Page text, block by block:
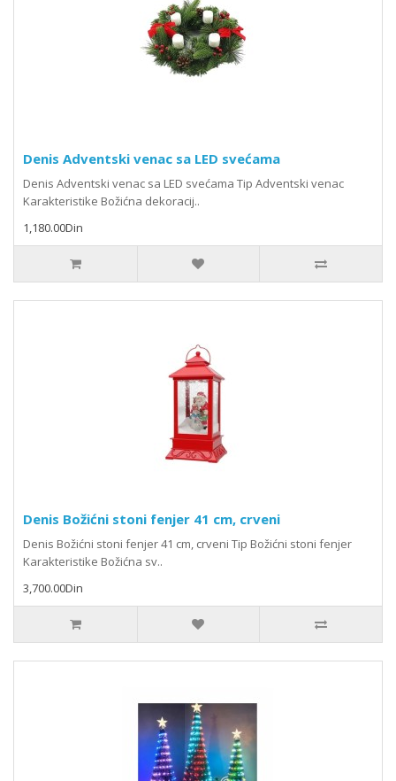
Denis Adventski venac sa LED svećama
Denis Adventski venac sa LED svećama Tip Adventski venac
Karakteristike Božićna dekoracij..
1,180.00Din
Denis Božićni stoni fenjer 41 cm, crveni
Denis Božićni stoni fenjer 41 cm, crveni Tip Božićni stoni fenjer
Karakteristike Božićna sv..
3,700.00Din